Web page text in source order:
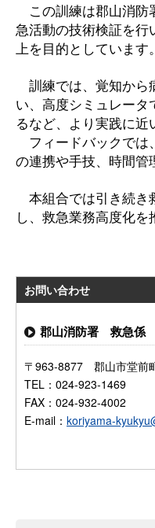
この訓練は郡山消防
急活動の技術検証を行
上を目的としています。
訓練では、覚知から
い、高度シミュレー
るなど、より実践に近
フィードバックでは
の連携や手技、時間管
本組合では引き続き
し、救急業務高度化を
お問い合わせ
郡山消防署 救急係
〒963-8877 郡山市堂前
TEL：024-923-1469
FAX：024-932-4002
E-mail： koriyama-